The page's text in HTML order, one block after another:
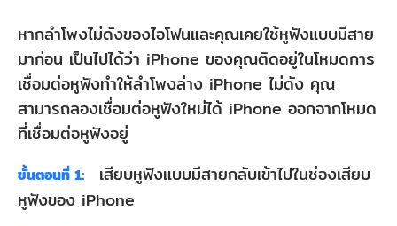
หากลําโพงไม่ดังของไอโฟนและคุณเคยใช้หูฟังแบบมีสาย
มาก่อน เป็นไปได้ว่า iPhone ของคุณติดอยู่ในโหมดการ
เชื่อมต่อหูฟังทำให้ลําโพงล่าง iPhone ไม่ดัง คุณ
สามารถลองเชื่อมต่อหูฟังใหม่ได้ iPhone ออกจากโหมด
ที่เชื่อมต่อหูฟังอยู่
ขั้นตอนที่ 1:
เสียบหูฟังแบบมีสายกลับเข้าไปในช่องเสียบ
หูฟังของ iPhone